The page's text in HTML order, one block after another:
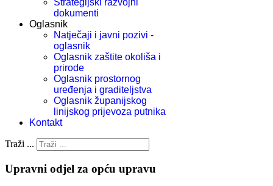
Strategijski razvojni
dokumenti
Oglasnik
Natječaji i javni pozivi -
oglasnik
Oglasnik zaštite okoliša i
prirode
Oglasnik prostornog
uređenja i graditeljstva
Oglasnik županijskog
linijskog prijevoza putnika
Kontakt
Traži ...
Upravni odjel za opću upravu